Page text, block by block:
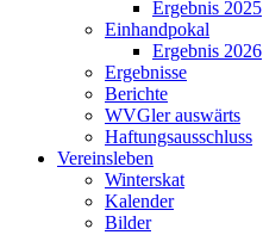
Ergebnis 2025
Einhandpokal
Ergebnis 2026
Ergebnisse
Berichte
WVGler auswärts
Haftungsausschluss
Vereinsleben
Winterskat
Kalender
Bilder